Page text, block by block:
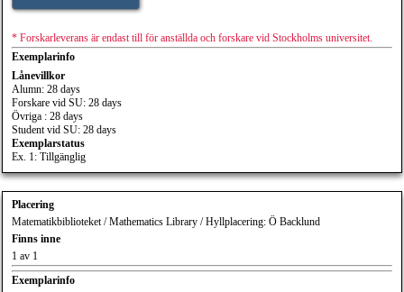
* Forskarleverans är endast till för anställda och forskare vid Stockholms universitet.
Exemplarinfo
Lånevillkor
Alumn: 28 days
Forskare vid SU: 28 days
Övriga : 28 days
Student vid SU: 28 days
Exemplarstatus
Ex. 1: Tillgänglig
Placering
Matematikbiblioteket / Mathematics Library / Hyllplacering: Ö Backlund
Finns inne
1 av 1
Exemplarinfo